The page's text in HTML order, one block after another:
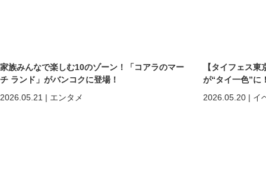
家族みんなで楽しむ10のゾーン！「コアラのマー
チ ランド」がバンコクに登場！
2026.05.21 | エンタメ
【タイフェス
が“タイ一色”に
2026.05.20 | イ